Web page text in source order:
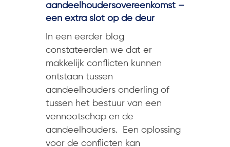
aandeelhoudersovereenkomst –
een extra slot op de deur
In een eerder blog
constateerden we dat er
makkelijk conflicten kunnen
ontstaan tussen
aandeelhouders onderling of
tussen het bestuur van een
vennootschap en de
aandeelhouders. Een oplossing
voor de conflicten kan